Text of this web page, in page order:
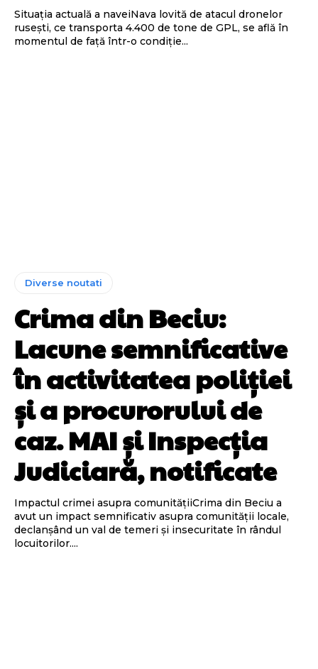
Situația actuală a naveiNava lovită de atacul dronelor
rusești, ce transporta 4.400 de tone de GPL, se află în
momentul de față într-o condiție...
Diverse noutati
Crima din Beciu:
Lacune semnificative
în activitatea poliției
și a procurorului de
caz. MAI și Inspecția
Judiciară, notificate
Impactul crimei asupra comunitățiiCrima din Beciu a
avut un impact semnificativ asupra comunității locale,
declanșând un val de temeri și insecuritate în rândul
locuitorilor....